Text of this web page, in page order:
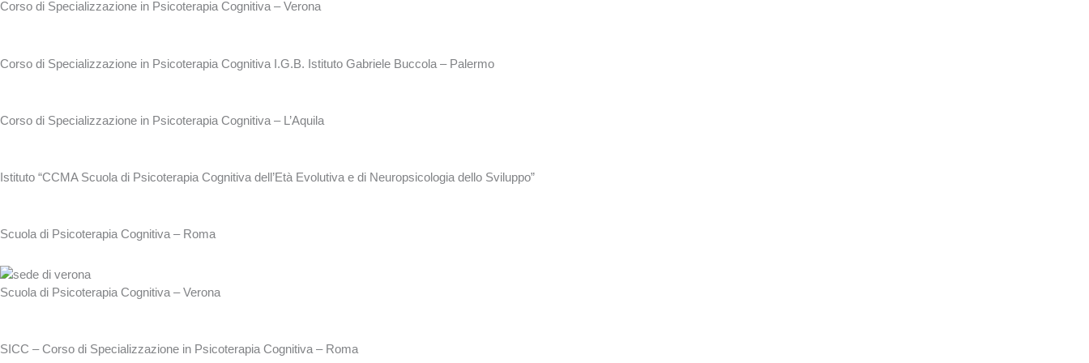
Corso di Specializzazione in Psicoterapia Cognitiva – Verona
Corso di Specializzazione in Psicoterapia Cognitiva I.G.B. Istituto Gabriele Buccola – Palermo
Corso di Specializzazione in Psicoterapia Cognitiva – L’Aquila
Istituto “CCMA Scuola di Psicoterapia Cognitiva dell’Età Evolutiva e di Neuropsicologia dello Sviluppo”
Scuola di Psicoterapia Cognitiva – Roma
Scuola di Psicoterapia Cognitiva – Verona
SICC – Corso di Specializzazione in Psicoterapia Cognitiva – Roma